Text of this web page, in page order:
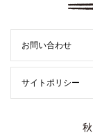
お問い合わせ
サイトポリシー